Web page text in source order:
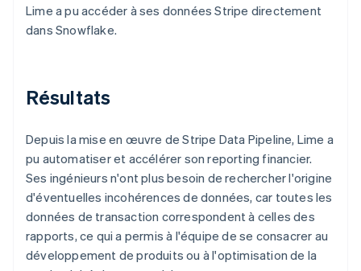
Lime a pu accéder à ses données Stripe directement
dans Snowflake.
Résultats
Depuis la mise en œuvre de Stripe Data Pipeline, Lime a
pu automatiser et accélérer son reporting financier.
Ses ingénieurs n'ont plus besoin de rechercher l'origine
d'éventuelles incohérences de données, car toutes les
données de transaction correspondent à celles des
rapports, ce qui a permis à l'équipe de se consacrer au
développement de produits ou à l'optimisation de la